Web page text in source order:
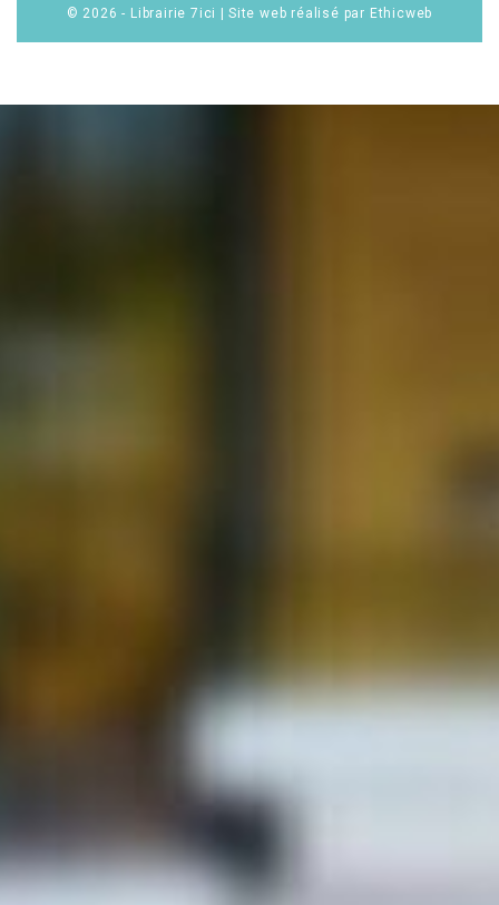
© 2026 - Librairie 7ici Site web réalisé par Ethicweb